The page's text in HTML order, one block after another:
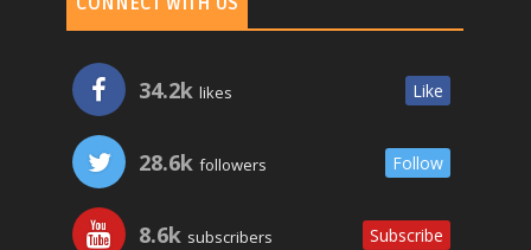
34.2k likes Like
28.6k followers Follow
8.6k subscribers Subscribe